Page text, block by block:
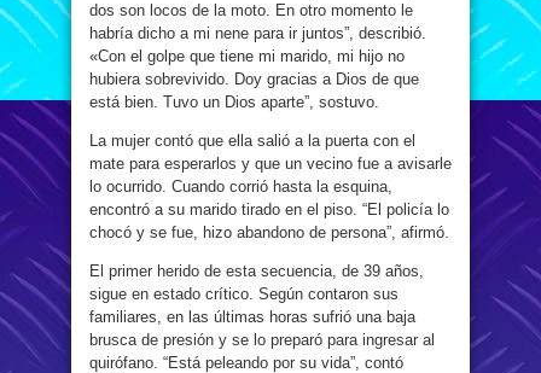
dos son locos de la moto. En otro momento le
habría dicho a mi nene para ir juntos”, describió.
«Con el golpe que tiene mi marido, mi hijo no
hubiera sobrevivido. Doy gracias a Dios de que
está bien. Tuvo un Dios aparte”, sostuvo.
La mujer contó que ella salió a la puerta con el
mate para esperarlos y que un vecino fue a avisarle
lo ocurrido. Cuando corrió hasta la esquina,
encontró a su marido tirado en el piso. “El policía lo
chocó y se fue, hizo abandono de persona”, afirmó.
El primer herido de esta secuencia, de 39 años,
sigue en estado crítico. Según contaron sus
familiares, en las últimas horas sufrió una baja
brusca de presión y se lo preparó para ingresar al
quirófano. “Está peleando por su vida”, contó